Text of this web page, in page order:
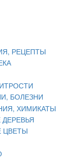
РЕЦЕПТЫ
БОЛЕЗНИ
ХИМИКАТЫ
ЦВЕТЫ